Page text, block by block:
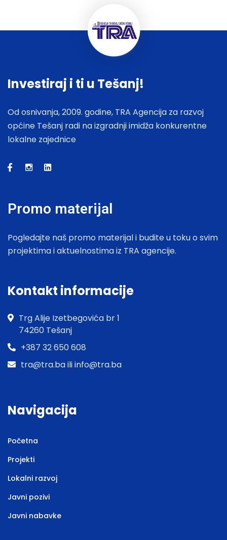
Investiraj i ti u Tešanj!
Od osnivanja, 2009. godine, TRA Agencija za razvoj
općine Tešanj radi na izgradnji imidža konkurentne
lokalne zajednice
Promo materijal
Pogledajte naš promo materijal i budite u toku o svim
projektima i aktuelnostima iz TRA agencije.
Kontakt informacije
Trg Alije Izetbegovića br 1
74260 Tešanj
+387 32 650 608
tra@tra.ba ili info@tra.ba
Navigacija
Početna
Projekti
Lokalni razvoj
Javni pozivi
Javni nabavke